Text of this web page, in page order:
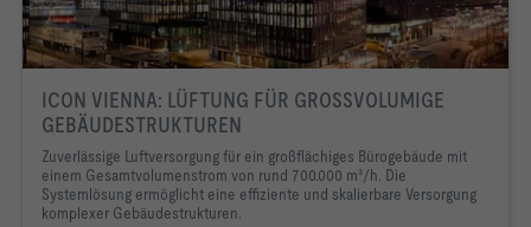
ICON VIENNA: LÜFTUNG FÜR GROSSVOLUMIGE
GEBÄUDESTRUKTUREN
Zuverlässige Luftversorgung für ein großflächiges Bürogebäude mit
einem Gesamtvolumenstrom von rund 700.000 m³/h. Die
Systemlösung ermöglicht eine effiziente und skalierbare Versorgung
komplexer Gebäudestrukturen.